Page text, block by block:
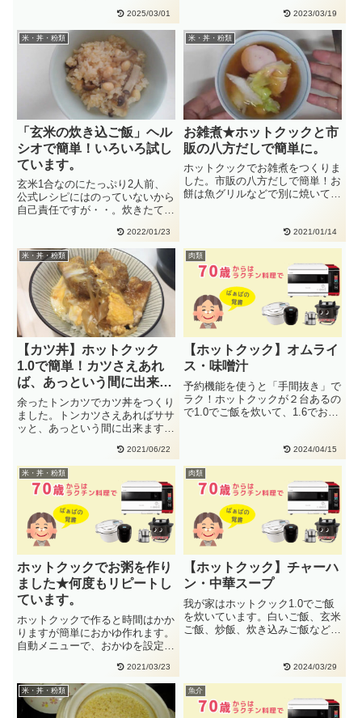
2025/03/01 2023/03/19
米・丼・粉類
「玄米の炊き込ご飯」ヘル
シオで簡単！いろいろ試し
ています。
玄米1合なのにたっぷり2人前、
公式レシピにはのっていないから
自己責任ですが・・。炊きたては
2022/01/23
米・丼・粉類
お雑煮★ホットクックと市
販の八方だしで簡単に。
ホットクックでお雑煮をつくりま
した。市販の八方だしで簡単！お
餅は魚グリルなどで別に焼いて入
2021/01/14
米・丼・粉類
【カツ丼】ホットクック
1.0で簡単！カツさえあれ
ば、あっという間に出来ま
す。
余ったトンカツでカツ丼をつくり
ました。トンカツさえあればササ
ッと、あっという間に出来ます。
2021/06/22
肉類
【ホットクック】オムライ
ス・味噌汁
予約機能を使うと「手間抜き」で
ラク！ホットクックが２台あるの
で1.0でご飯を炊いて、1.6でお味
2024/04/15
米・丼・粉類
ホットクックでお粥を作り
ました★何度もリピートし
ています。
ホットクックで作ると時間はかか
りますが簡単におかゆ作れます。
自動メニューで、おかゆを設定し
2021/03/23
肉類
【ホットクック】チャーハ
ン・中華スープ
我が家はホットクック1.0でご飯
を炊いています。白いご飯、玄米
ご飯、炒飯、炊き込みご飯など炊
2024/03/29
米・丼・粉類 魚介